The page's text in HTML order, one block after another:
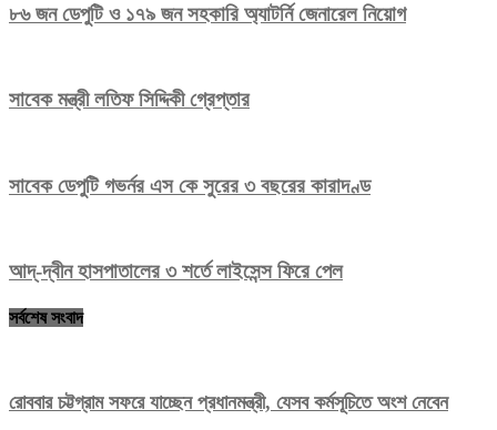
৮৬ জন ডেপুটি ও ১৭৯ জন সহকারি অ্যাটর্নি জেনারেল নিয়োগ
সাবেক মন্ত্রী লতিফ সিদ্দিকী গ্রেপ্তার
সাবেক ডেপুটি গভর্নর এস কে সুরের ৩ বছরের কারাদণ্ড
আদ্‌-দ্বীন হাসপাতালের ৩ শর্তে লাইসেন্স ফিরে পেল
সর্বশেষ সংবাদ
রোববার চট্টগ্রাম সফরে যাচ্ছেন প্রধানমন্ত্রী, যেসব কর্মসূচিতে অংশ নেবেন